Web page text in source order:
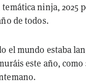
ninja, 2025
de todos.
el mundo estaba
este año,